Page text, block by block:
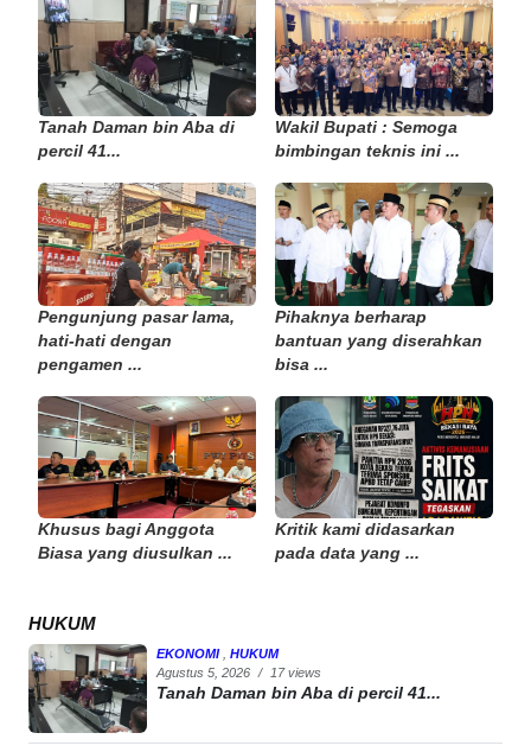
Tanah Daman bin Aba di
percil 41...
Wakil Bupati : Semoga
bimbingan teknis ini ...
Pengunjung pasar lama,
hati-hati dengan
pengamen ...
Pihaknya berharap
bantuan yang diserahkan
bisa ...
Khusus bagi Anggota
Biasa yang diusulkan ...
Kritik kami didasarkan
pada data yang ...
HUKUM
EKONOMI
HUKUM
Agustus 5, 2026 / 17 views
Tanah Daman bin Aba di percil 41...